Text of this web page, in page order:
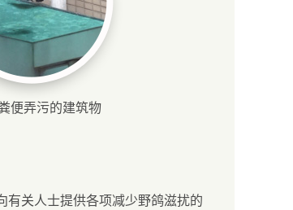
便弄污的建筑物
有关人士提供各项减少野鸽滋扰的